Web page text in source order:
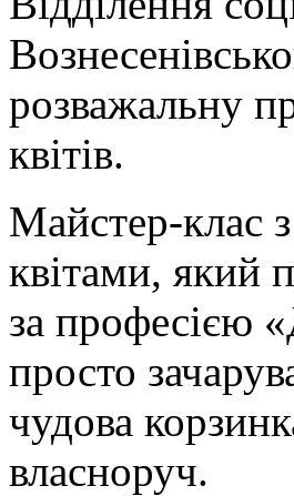
розважальну
квітів.
Майстер-клас
квітами, який
за професією
просто
чудова
власноруч.